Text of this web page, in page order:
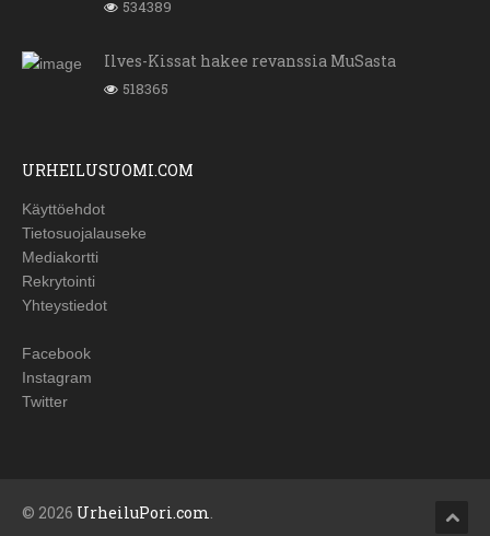
534389
Ilves-Kissat hakee revanssia MuSasta
518365
URHEILUSUOMI.COM
Käyttöehdot
Tietosuojalauseke
Mediakortti
Rekrytointi
Yhteystiedot
Facebook
Instagram
Twitter
© 2026 UrheiluPori.com